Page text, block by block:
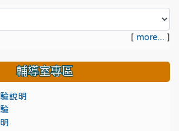
[ more... ]
輔導室專區
說明